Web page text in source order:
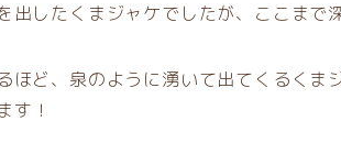
出したくまジャケでしたが、ここまで
ほど、泉のように湧いて出てくるくま
す！